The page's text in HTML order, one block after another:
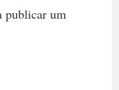
publicar um